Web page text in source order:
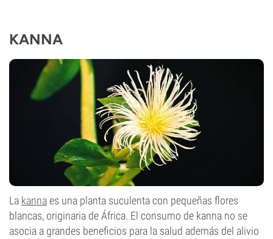
KANNA
La kannaes una planta suculenta con pequeñas flores
blancas, originaria de África. El consumo de kanna no se
asocia a grandes beneficios para la salud además del alivio